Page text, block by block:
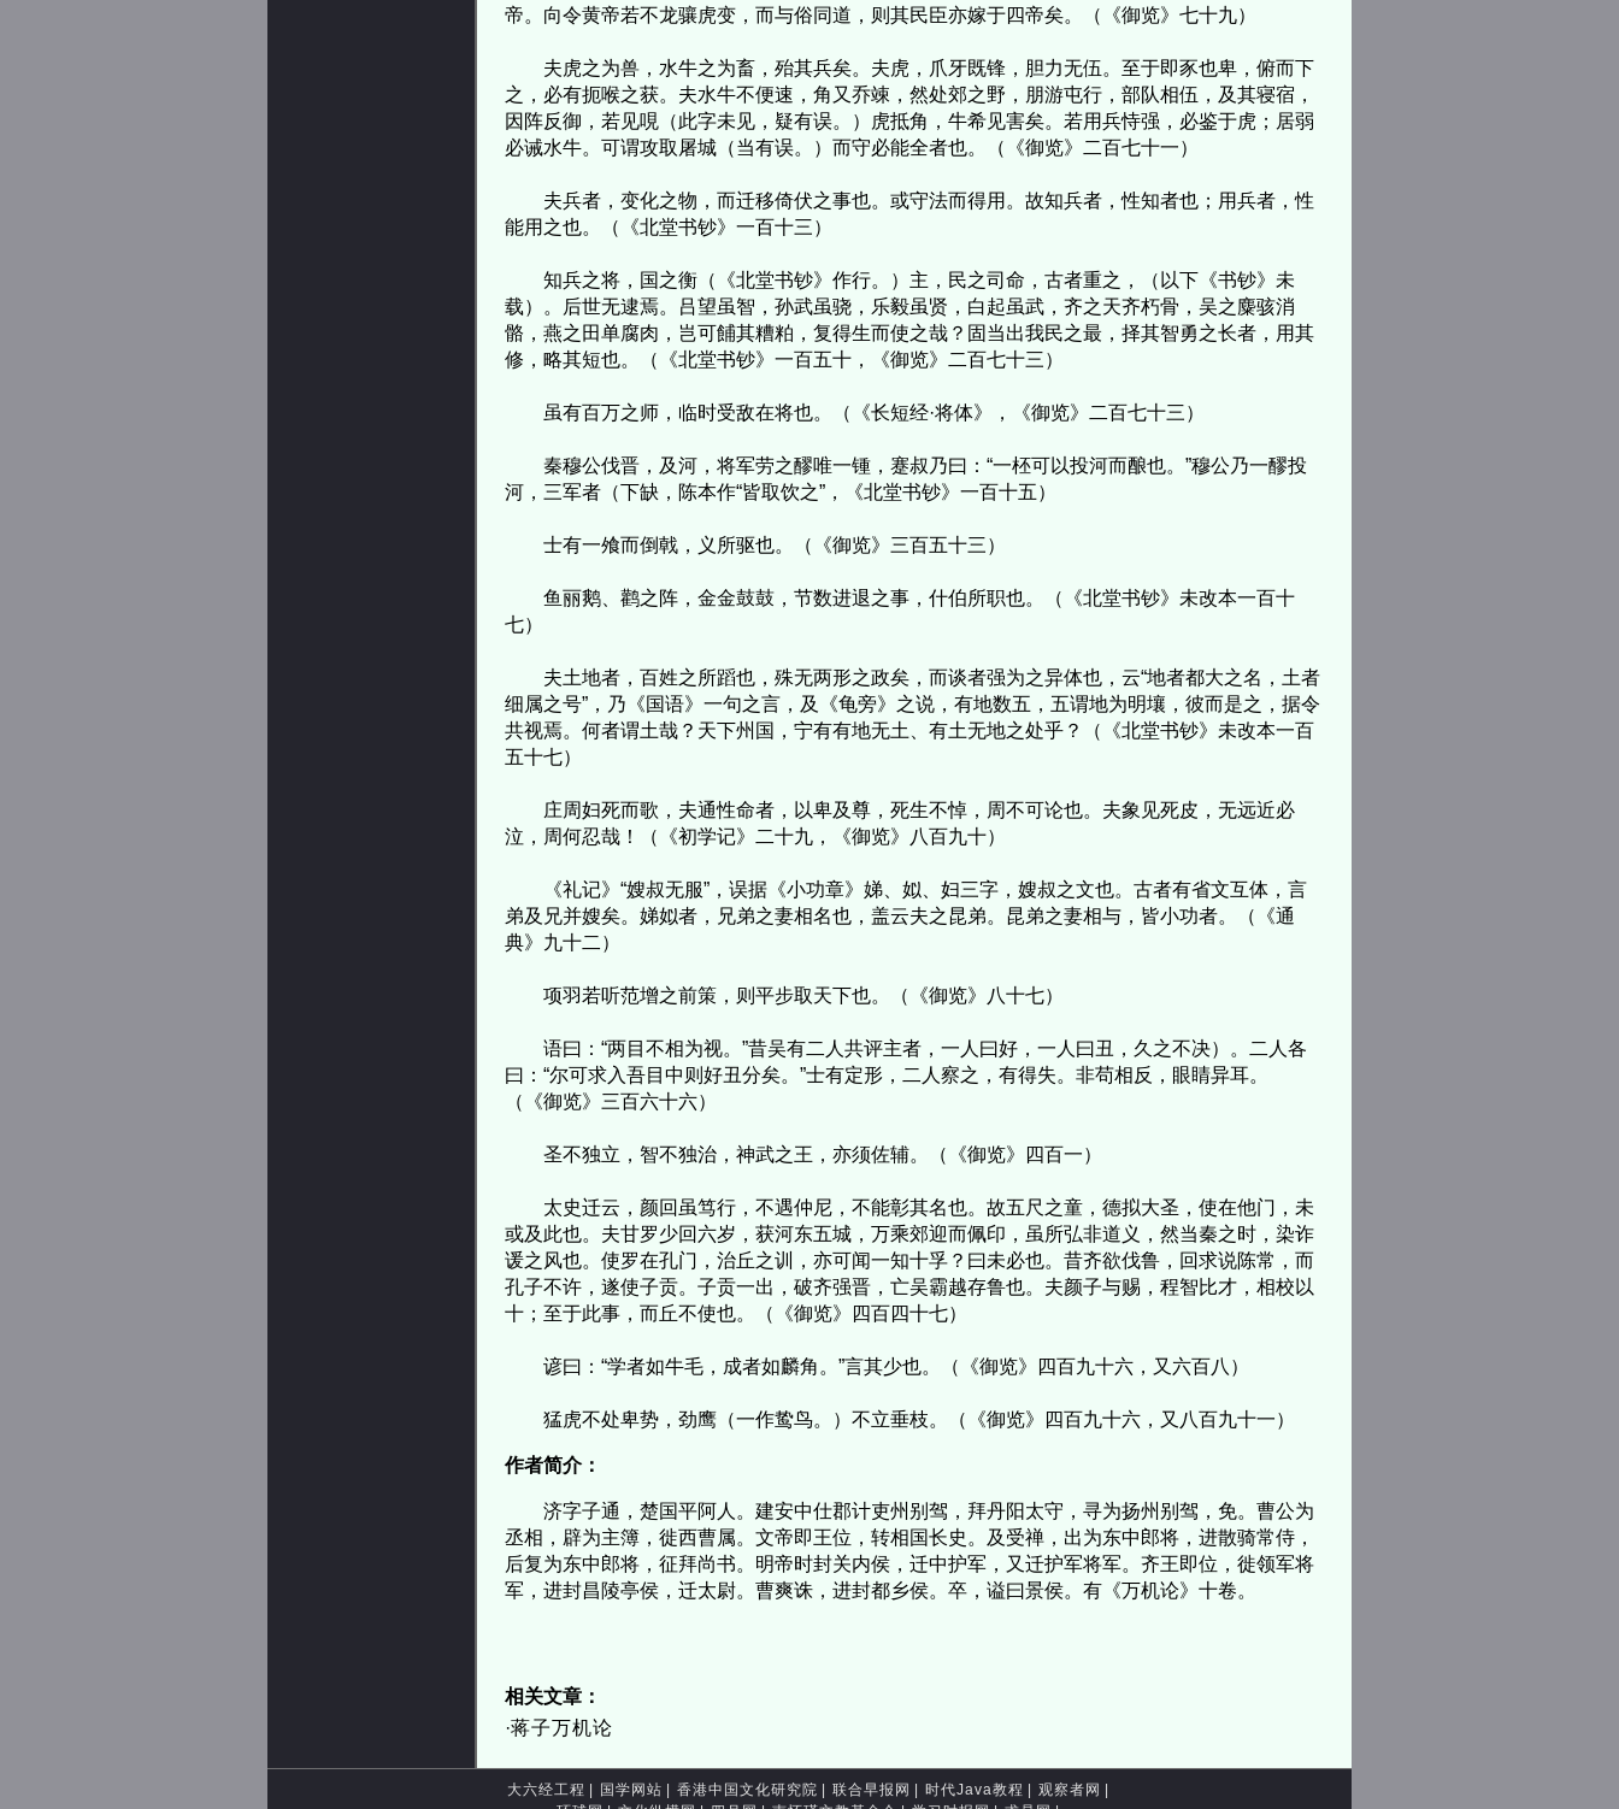
帝。向令黄帝若不龙骧虎变，而与俗同道，则其民臣亦嫁于四帝矣。（《御览》七十九）
夫虎之为兽，水牛之为畜，殆其兵矣。夫虎，爪牙既锋，胆力无伍。至于即豕也卑，俯而下
之，必有扼喉之获。夫水牛不便速，角又乔竦，然处郊之野，朋游屯行，部队相伍，及其寝宿，
因阵反御，若见哯（此字未见，疑有误。）虎抵角，牛希见害矣。若用兵恃强，必鉴于虎；居弱
必诫水牛。可谓攻取屠城（当有误。）而守必能全者也。（《御览》二百七十一）
夫兵者，变化之物，而迁移倚伏之事也。或守法而得用。故知兵者，性知者也；用兵者，性
能用之也。（《北堂书钞》一百十三）
知兵之将，国之衡（《北堂书钞》作行。）主，民之司命，古者重之，（以下《书钞》未
载）。后世无逮焉。吕望虽智，孙武虽骁，乐毅虽贤，白起虽武，齐之天齐朽骨，吴之麋骇消
骼，燕之田单腐肉，岂可餔其糟粕，复得生而使之哉？固当出我民之最，择其智勇之长者，用其
修，略其短也。（《北堂书钞》一百五十，《御览》二百七十三）
虽有百万之师，临时受敌在将也。（《长短经·将体》，《御览》二百七十三）
秦穆公伐晋，及河，将军劳之醪唯一锺，蹇叔乃曰：“一柸可以投河而酿也。”穆公乃一醪投
河，三军者（下缺，陈本作“皆取饮之”，《北堂书钞》一百十五）
士有一飧而倒戟，义所驱也。（《御览》三百五十三）
鱼丽鹅、鹳之阵，金金鼓鼓，节数进退之事，什伯所职也。（《北堂书钞》未改本一百十
七）
夫土地者，百姓之所蹈也，殊无两形之政矣，而谈者强为之异体也，云“地者都大之名，土者
细属之号”，乃《国语》一句之言，及《龟旁》之说，有地数五，五谓地为明壤，彼而是之，据令
共视焉。何者谓土哉？天下州国，宁有有地无土、有土无地之处乎？（《北堂书钞》未改本一百
五十七）
庄周妇死而歌，夫通性命者，以卑及尊，死生不悼，周不可论也。夫象见死皮，无远近必
泣，周何忍哉！（《初学记》二十九，《御览》八百九十）
《礼记》“嫂叔无服”，误据《小功章》娣、姒、妇三字，嫂叔之文也。古者有省文互体，言
弟及兄并嫂矣。娣姒者，兄弟之妻相名也，盖云夫之昆弟。昆弟之妻相与，皆小功者。（《通
典》九十二）
项羽若听范增之前策，则平步取天下也。（《御览》八十七）
语曰：“两目不相为视。”昔吴有二人共评主者，一人曰好，一人曰丑，久之不决）。二人各
曰：“尔可求入吾目中则好丑分矣。”士有定形，二人察之，有得失。非苟相反，眼睛异耳。
（《御览》三百六十六）
圣不独立，智不独治，神武之王，亦须佐辅。（《御览》四百一）
太史迁云，颜回虽笃行，不遇仲尼，不能彰其名也。故五尺之童，德拟大圣，使在他门，未
或及此也。夫甘罗少回六岁，获河东五城，万乘郊迎而佩印，虽所弘非道义，然当秦之时，染诈
谖之风也。使罗在孔门，治丘之训，亦可闻一知十孚？曰未必也。昔齐欲伐鲁，回求说陈常，而
孔子不许，遂使子贡。子贡一出，破齐强晋，亡吴霸越存鲁也。夫颜子与赐，程智比才，相校以
十；至于此事，而丘不使也。（《御览》四百四十七）
谚曰：“学者如牛毛，成者如麟角。”言其少也。（《御览》四百九十六，又六百八）
猛虎不处卑势，劲鹰（一作鸷鸟。）不立垂枝。（《御览》四百九十六，又八百九十一）
作者简介：
济字子通，楚国平阿人。建安中仕郡计吏州别驾，拜丹阳太守，寻为扬州别驾，免。曹公为
丞相，辟为主簿，徙西曹属。文帝即王位，转相国长史。及受禅，出为东中郎将，进散骑常侍，
后复为东中郎将，征拜尚书。明帝时封关内侯，迁中护军，又迁护军将军。齐王即位，徙领军将
军，进封昌陵亭侯，迁太尉。曹爽诛，进封都乡侯。卒，谥曰景侯。有《万机论》十卷。
相关文章：
·蒋子万机论
大六经工程 国学网站 香港中国文化研究院 联合早报网 时代Java教程 观察者网